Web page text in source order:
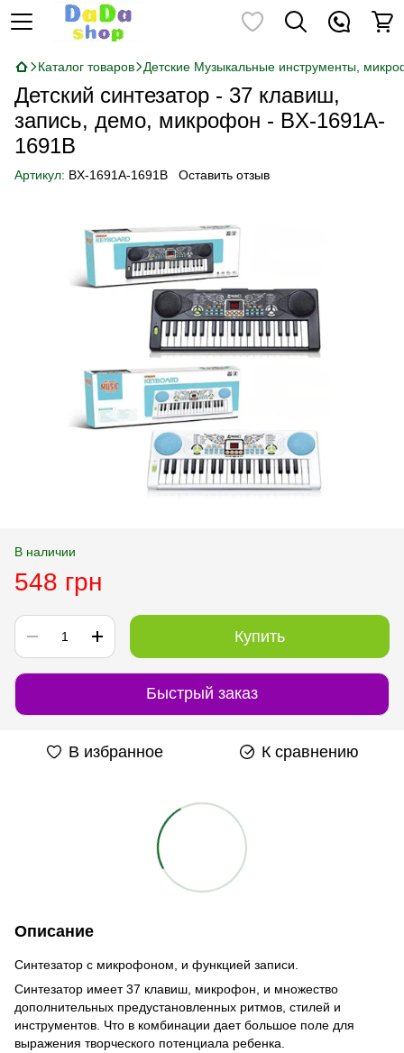
Каталог товаров Детские Музыкальные инструменты,
Детский синтезатор - 37 клавиш,
запись, демо, микрофон - BX-1691A-
1691B
Артикул: BX-1691A-1691B Оставить отзыв
В наличии
548 грн
Купить
Быстрый заказ
В избранное К сравнению
Описание
Синтезатор с микрофоном, и функцией записи.
Синтезатор имеет 37 клавиш, микрофон, и множество
дополнительных предустановленных ритмов, стилей и
инструментов. Что в комбинации дает большое поле для
выражения творческого потенциала ребенка.